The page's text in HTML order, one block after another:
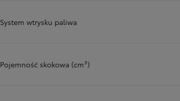
System wtrysku paliwa
Pojemność skokowa (cm³)